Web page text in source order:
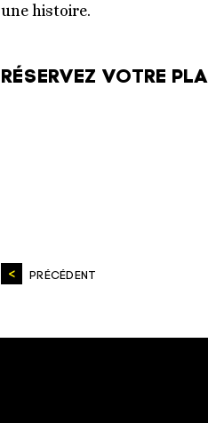
une histoire.
RÉSERVEZ VOTRE
PRÉCÉDENT